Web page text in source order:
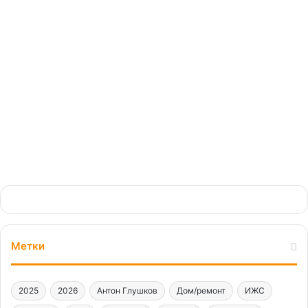
Метки
2025 2026 Антон Глушков Дом/ремонт ИЖС